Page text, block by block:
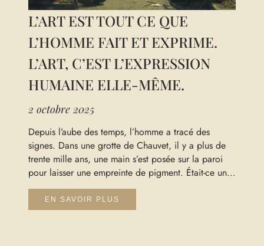
L’ART EST TOUT CE QUE
L’HOMME FAIT ET EXPRIME.
L’ART, C’EST L’EXPRESSION
HUMAINE ELLE-MÊME.
2 octobre 2025
Depuis l’aube des temps, l’homme a tracé des
signes. Dans une grotte de Chauvet, il y a plus de
trente mille ans, une main s’est posée sur la paroi
pour laisser une empreinte de pigment. Était-ce un
geste rituel, un signe de possession, une tentative
de représenter le monde animal qui l’entourait ?
Nous ne le saurons jamais, mais quelque chose de
EN SAVOIR PLUS